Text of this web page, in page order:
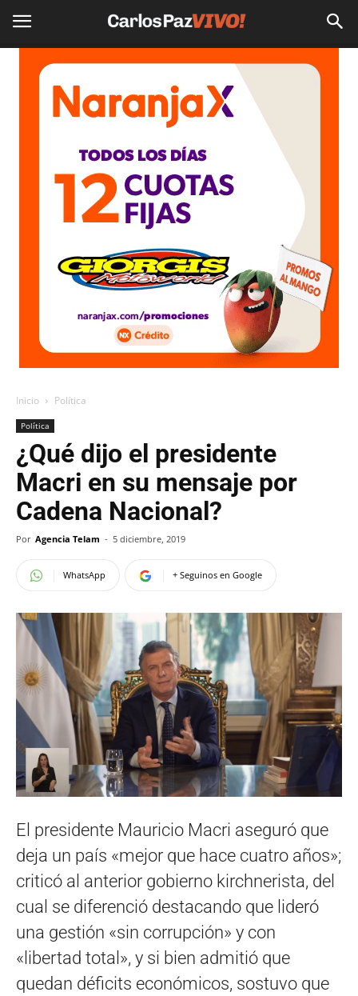
Inicio Política
Política
¿Qué dijo el presidente
Macri en su mensaje por
Cadena Nacional?
Por Agencia Telam - 5 diciembre, 2019
WhatsApp + Seguinos en Google
El presidente Mauricio Macri aseguró que
deja un país «mejor que hace cuatro años»;
criticó al anterior gobierno kirchnerista, del
cual se diferenció destacando que lideró
una gestión «sin corrupción» y con
«libertad total», y si bien admitió que
quedan déficits económicos, sostuvo que